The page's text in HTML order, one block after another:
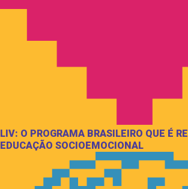
LIV: O PROGRAMA BRASILEIRO QUE É
EDUCAÇÃO SOCIOEMOCIONAL